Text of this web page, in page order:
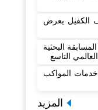
الكفيل يعرض
البحثية
التاسع
خدمات المواكب
المزيد